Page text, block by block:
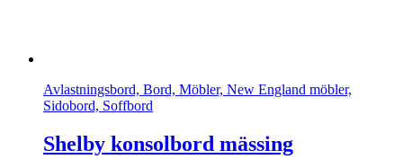
Avlastningsbord, Bord, Möbler, New England möbler,
Sidobord, Soffbord
Shelby konsolbord mässing